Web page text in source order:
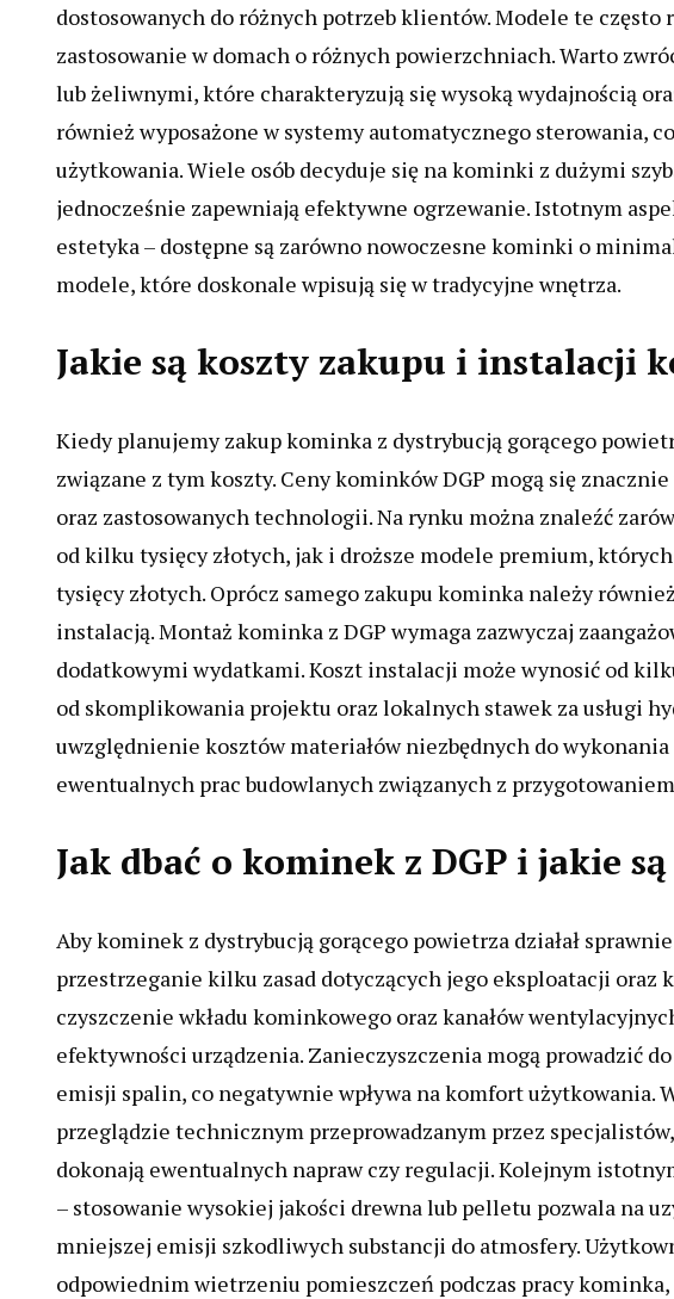
dostosowanych do różnych potrzeb klientów. Modele te często
zastosowanie w domach o różnych powierzchniach. Warto
lub żeliwnymi, które charakteryzują się wysoką wydajnością
również wyposażone w systemy automatycznego sterowania,
użytkowania. Wiele osób decyduje się na kominki z dużymi
jednocześnie zapewniają efektywne ogrzewanie. Istotnym
estetyka – dostępne są zarówno nowoczesne kominki o
modele, które doskonale wpisują się w tradycyjne wnętrza.
Jakie są koszty zakupu i instalacji
Kiedy planujemy zakup kominka z dystrybucją gorącego
związane z tym koszty. Ceny kominków DGP mogą się
oraz zastosowanych technologii. Na rynku można znaleźć
od kilku tysięcy złotych, jak i droższe modele premium,
tysięcy złotych. Oprócz samego zakupu kominka należy
instalacją. Montaż kominka z DGP wymaga zazwyczaj
dodatkowymi wydatkami. Koszt instalacji może wynosić od
od skomplikowania projektu oraz lokalnych stawek za usługi
uwzględnienie kosztów materiałów niezbędnych do
ewentualnych prac budowlanych związanych z
Jak dbać o kominek z DGP i jakie
Aby kominek z dystrybucją gorącego powietrza działał
przestrzeganie kilku zasad dotyczących jego eksploatacji oraz
czyszczenie wkładu kominkowego oraz kanałów
efektywności urządzenia. Zanieczyszczenia mogą prowadzić
emisji spalin, co negatywnie wpływa na komfort użytkowania.
przeglądzie technicznym przeprowadzanym przez
dokonają ewentualnych napraw czy regulacji. Kolejnym
– stosowanie wysokiej jakości drewna lub pelletu pozwala na
mniejszej emisji szkodliwych substancji do atmosfery.
odpowiednim wietrzeniu pomieszczeń podczas pracy kominka,